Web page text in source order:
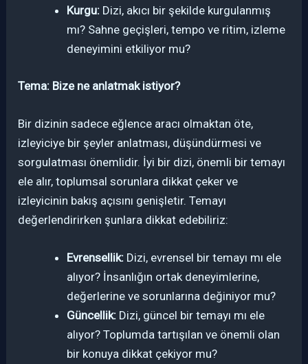
Kurgu: Dizi, akıcı bir şekilde kurgulanmış
mı? Sahne geçişleri, tempo ve ritim, izleme
deneyimini etkiliyor mu?
Tema: Bize ne anlatmak istiyor?
Bir dizinin sadece eğlence aracı olmaktan öte,
izleyiciye bir şeyler anlatması, düşündürmesi ve
sorgulatması önemlidir. İyi bir dizi, önemli bir temayı
ele alır, toplumsal sorunlara dikkat çeker ve
izleyicinin bakış açısını genişletir. Temayı
değerlendirirken şunlara dikkat edebiliriz:
Evrensellik: Dizi, evrensel bir temayı mı ele
alıyor? İnsanlığın ortak deneyimlerine,
değerlerine ve sorunlarına değiniyor mu?
Güncellik: Dizi, güncel bir temayı mı ele
alıyor? Toplumda tartışılan ve önemli olan
bir konuya dikkat çekiyor mu?